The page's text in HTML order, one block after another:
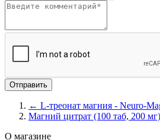
← L-треонат магния - Neuro-
Магний цитрат (100 таб, 200
О магазине